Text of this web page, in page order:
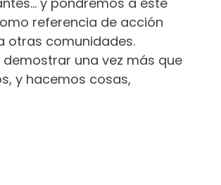
referencia de acción
otras comunidades.
demostrar una vez más que
y hacemos cosas,